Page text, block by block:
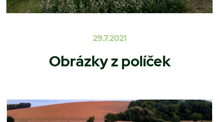
29.7.2021
Obrázky z políček